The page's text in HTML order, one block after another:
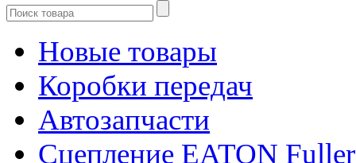
Новые товары
Коробки передач
Автозапчасти
Сцепление EATON